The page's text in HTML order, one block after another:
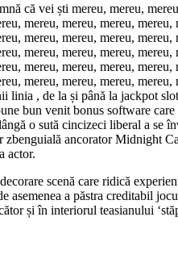
că vei ști mereu, mereu,
mereu, mereu, mereu,
mereu, mereu, mereu,
mereu, mereu, mereu,
mereu, mereu, mereu,
mereu, mereu, mereu,
linia , de la și până la jackpot
bun venit bonus software
o sută cincizeci liberal a se
ancorator Midnight
actor.
scenă care ridică
asemenea a păstra creditabil
și în interiorul teasianului